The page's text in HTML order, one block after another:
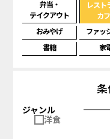
弁当・
テイクアウト
レスト
カ
おみやげ ファッ
書籍
家
ジャンル
洋食